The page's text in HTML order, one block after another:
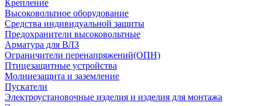
Крепление
Высоковольтное оборудование
Средства индивидуальной защиты
Предохранители высоковольтные
Арматура для ВЛЗ
Ограничители перенапряжений(ОПН)
Птицезащитные устройства
Молниезащита и заземление
Пускатели
Электроустановочные изделия и изделия для монтажа